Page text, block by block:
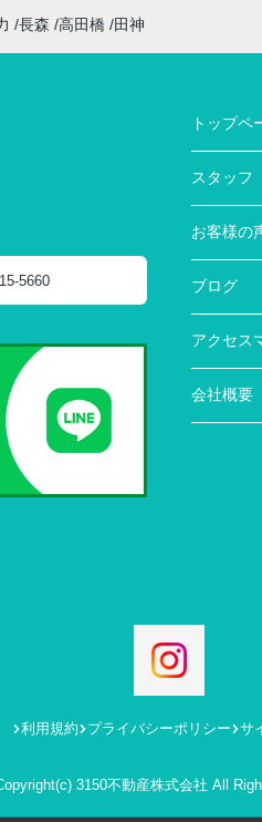
長森 高田橋 田神
5660
トップペ
スタッフ
お客様の
ブログ
アクセス
会社概要
利用規約 プライバシーポリシー サ
3150不動産株式会社 All